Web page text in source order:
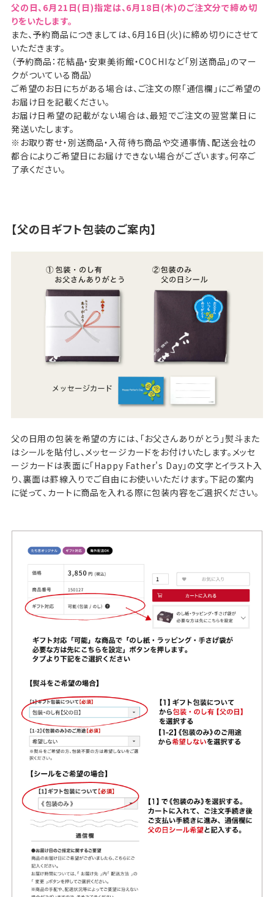
父の日、6月21日(日)指定は、6月18日(木)のご注文分で締め切
りをいたします。
また、予約商品につきましては、6月16日(火)に締め切りにさせて
いただきます。
（予約商品：花結晶・安東美術館・COCHIなど「別送商品」のマー
クがついている商品）
ご希望のお日にちがある場合は、ご注文の際「通信欄」にご希望の
お届け日を記載ください。
お届け日希望の記載がない場合は、最短でご注文の翌営業日に
発送いたします。
※お取り寄せ・別送商品・入荷待ち商品や交通事情、配送会社の
都合によりご希望日にお届けできない場合がございます。何卒ご
了承ください。
【父の日ギフト包装のご案内】
父の日用の包装を希望の方には、「お父さんありがとう」熨斗また
はシールを貼付し、メッセージカードをお付けいたします。メッセ
ージカードは表面に「Happy Father's Day」の文字とイラスト入
り、裏面は罫線入りでご自由にお使いいただけます。下記の案内
に従って、カートに商品を入れる際に包装内容をご選択ください。